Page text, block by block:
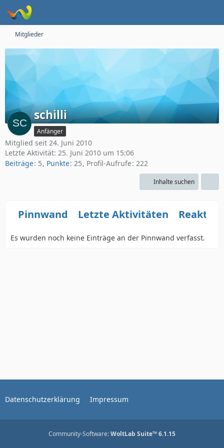
Mitglieder
schilli
Anfänger
Mitglied seit 24. Juni 2010
Letzte Aktivität: 25. Juni 2010 um 15:06
Beiträge 5 Punkte 25 Profil-Aufrufe 222
Inhalte suchen
Pinnwand Letzte Aktivitäten
Es wurden noch keine Einträge an der Pinnwand verfasst.
Datenschutzerklärung Impressum
Community-Software:WoltLab Suite™ 6.1.15